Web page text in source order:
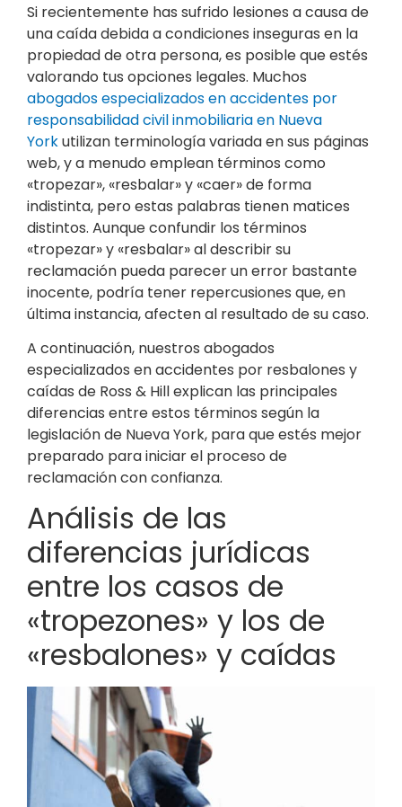
Si recientemente has sufrido lesiones a causa de
una caída debida a condiciones inseguras en la
propiedad de otra persona, es posible que estés
valorando tus opciones legales. Muchos
abogados especializados en accidentes por
responsabilidad civil inmobiliaria en Nueva
Yorkutilizan terminología variada en sus páginas
web, y a menudo emplean términos como
«tropezar», «resbalar» y «caer» de forma
indistinta, pero estas palabras tienen matices
distintos. Aunque confundir los términos
«tropezar» y «resbalar» al describir su
reclamación pueda parecer un error bastante
inocente, podría tener repercusiones que, en
última instancia, afecten al resultado de su caso.
A continuación, nuestros abogados
especializados en accidentes por resbalones y
caídas de Ross & Hill explican las principales
diferencias entre estos términos según la
legislación de Nueva York, para que estés mejor
preparado para iniciar el proceso de
reclamación con confianza.
Análisis de las
diferencias jurídicas
entre los casos de
«tropezones» y los de
«resbalones» y caídas